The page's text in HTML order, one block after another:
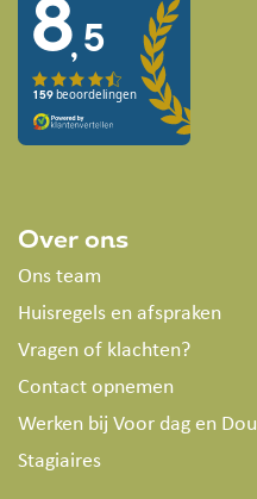
Over ons
Ons team
Huisregels en afspraken
Vragen of klachten?
Contact opnemen
Werken bij Voor dag en Dou
Stagiaires